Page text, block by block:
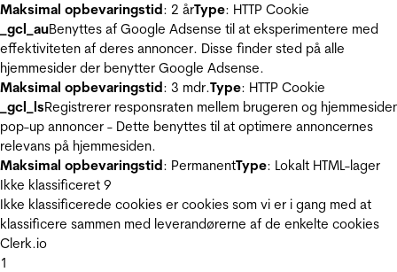
Maksimal opbevaringstid: 2 årType: HTTP Cookie
_gcl_auBenyttes af Google Adsense til at eksperimentere med
effektiviteten af deres annoncer. Disse finder sted på alle
hjemmesider der benytter Google Adsense.
Maksimal opbevaringstid: 3 mdr.Type: HTTP Cookie
_gcl_lsRegistrerer responsraten mellem brugeren og
pop-up annoncer - Dette benyttes til at optimere annoncernes
relevans på hjemmesiden.
Maksimal opbevaringstid: PermanentType: Lokalt HTML-lager
Ikke klassificeret 9
Ikke klassificerede cookies er cookies som vi er i gang med at
klassificere sammen med leverandørerne af de enkelte cookies
Clerk.io
1